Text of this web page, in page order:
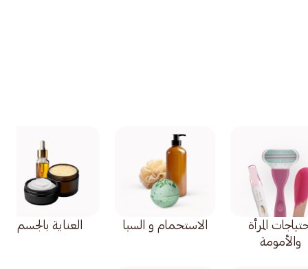
المرأة
والأمومة
الاستحمام و السبا العناية بالجسم